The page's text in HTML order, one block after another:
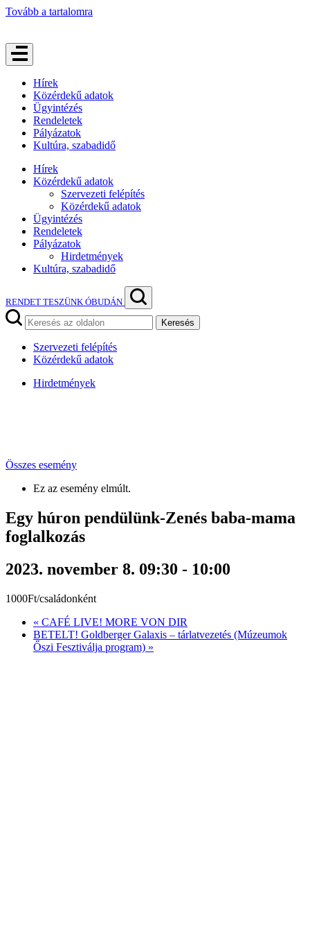
Tovább a tartalomra
Hírek
Közérdekű adatok
Ügyintézés
Rendeletek
Pályázatok
Kultúra, szabadidő
Hírek
Közérdekű adatok
Szervezeti felépítés
Közérdekű adatok
Ügyintézés
Rendeletek
Pályázatok
Hirdetmények
Kultúra, szabadidő
RENDET TESZÜNK ÓBUDÁN
Keresés
Szervezeti felépítés
Közérdekű adatok
Hirdetmények
Összes esemény
Ez az esemény elmúlt.
Egy húron pendülünk-Zenés baba-mama
foglalkozás
2023. november 8. 09:30 - 10:00
1000Ft/családonként
« CAFÉ LIVE! MORE VON DIR
BETELT! Goldberger Galaxis – tárlatvezetés (Múzeumok
Őszi Fesztiválja program) »